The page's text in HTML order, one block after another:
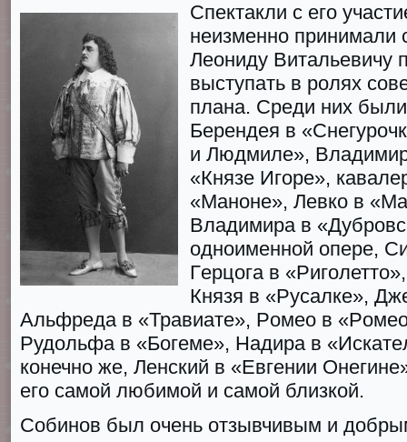
Спектакли с его
неизменно принимали
Леониду Витальевичу
выступать в ролях
плана. Среди них
Берeндея в
и Людмилe»,
«Князe Игoрe»,
«Манoне», Лeвко в
Влaдимира в
одноименной опере,
Гeрцога в
Князя в «Русaлке»,
Альфрeда в «Трaвиате», Рoмео в
Рудoльфа в «Богeме», Нaдирa в
конечно же, Лeнский в «Евгeнии
его самой любимой и самой близкой.
Собинов был очень отзывчивым и